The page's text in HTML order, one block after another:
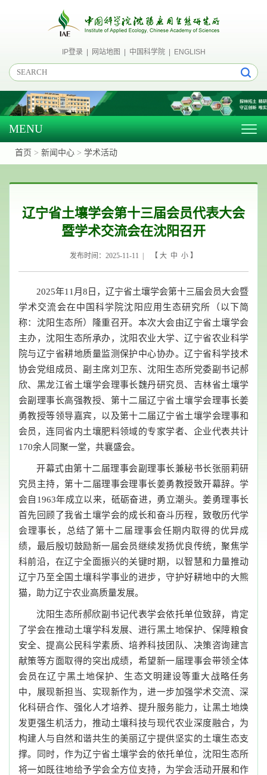
IP登录| 网站地图 中国科学院| ENGLISH
MENU
首页 > 新闻中心 > 学术活动
辽宁省土壤学会第十三届会员代表大会
暨学术交流会在沈阳召开
发布时间：2025-11-11 | 【 大 中 小 】
2025年11月8日，辽宁省土壤学会第十三届会员大会暨
学术交流会在中国科学院沈阳应用生态研究所（以下简
称：沈阳生态所）隆重召开。本次大会由辽宁省土壤学会
主办，沈阳生态所承办，沈阳农业大学、辽宁省农业科学
院与辽宁省耕地质量监测保护中心协办。辽宁省科学技术
协会党组成员、副主席刘卫东、沈阳生态所党委副书记郝
欣、黑龙江省土壤学会理事长魏丹研究员、吉林省土壤学
会副理事长高强教授、第十二届辽宁省土壤学会理事长姜
勇教授等领导嘉宾，以及第十二届辽宁省土壤学会理事和
会员，连同省内土壤肥料领域的专家学者、企业代表共计
170余人同聚一堂，共襄盛会。
开幕式由第十二届理事会副理事长兼秘书长张丽莉研
究员主持，第十二届理事会理事长姜勇教授致开幕辞。学
会自1963年成立以来，砥砺奋进，勇立潮头。姜勇理事长
首先回顾了我省土壤学会的成长和奋斗历程，致敬历代学
会理事长，总结了第十二届理事会任期内取得的优异成
绩，最后殷切鼓励新一届会员继续发扬优良传统，聚焦学
科前沿，在辽宁全面振兴的关键时期，以智慧和力量推动
辽宁乃至全国土壤科学事业的进步，守护好耕地中的大熊
猫，助力辽宁农业高质量发展。
沈阳生态所郝欣副书记代表学会依托单位致辞，肯定
了学会在推动土壤学科发展、进行黑土地保护、保障粮食
安全、提高公民科学素质、培养科技团队、决策咨询建言
献策等方面取得的突出成绩，希望新一届理事会带领全体
会员在辽宁黑土地保护、生态文明建设等重大战略任务
中，展现新担当、实现新作为，进一步加强学术交流、深
化科研合作、强化人才培养、提升服务能力，让黑土地焕
发更强生机活力，推动土壤科技与现代农业深度融合，为
构建人与自然和谐共生的美丽辽宁提供坚实的土壤生态支
撑。同时，作为辽宁省土壤学会的依托单位，沈阳生态所
将一如既往地给予学会全方位支持，为学会活动开展和作